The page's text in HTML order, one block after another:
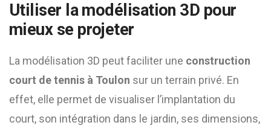
Utiliser la modélisation 3D pour
mieux se projeter
La modélisation 3D peut faciliter une construction
court de tennis à Toulon sur un terrain privé. En
effet, elle permet de visualiser l’implantation du
court, son intégration dans le jardin, ses dimensions,